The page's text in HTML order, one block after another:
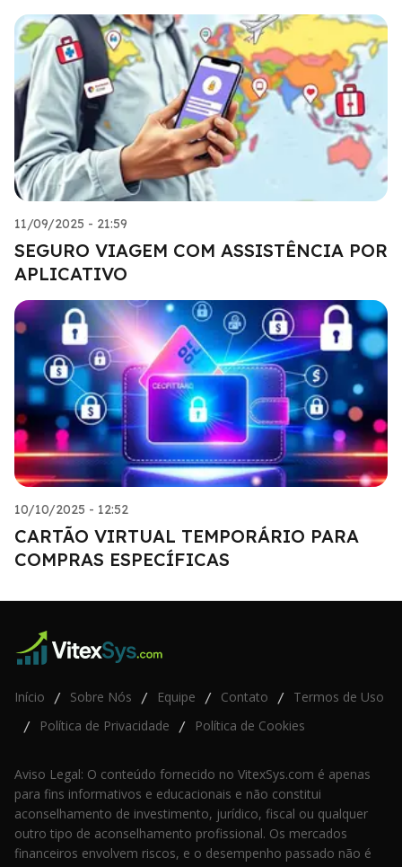
11/09/2025 - 21:59
SEGURO VIAGEM COM ASSISTÊNCIA POR
APLICATIVO
10/10/2025 - 12:52
CARTÃO VIRTUAL TEMPORÁRIO PARA
COMPRAS ESPECÍFICAS
Início / Sobre Nós / Equipe / Contato / Termos de Uso
/ Política de Privacidade / Política de Cookies
Aviso Legal: O conteúdo fornecido no VitexSys.com é apenas
para fins informativos e educacionais e não constitui
aconselhamento de investimento, jurídico, fiscal ou qualquer
outro tipo de aconselhamento profissional. Os mercados
financeiros envolvem riscos, e o desempenho passado não é